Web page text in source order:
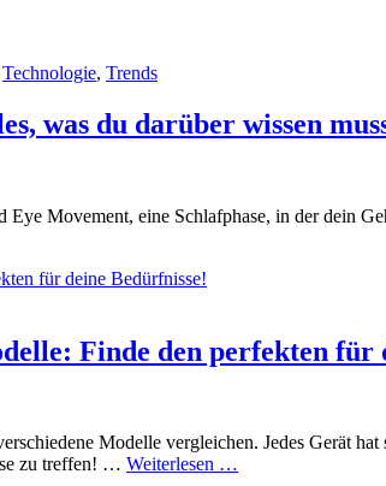
Technologie, Trends
was du darüber wissen
Movement, eine Schlafphase, in der dein
Finde den perfekten für
Modelle vergleichen. Jedes Gerät
zu treffen! … Weiterlesen …